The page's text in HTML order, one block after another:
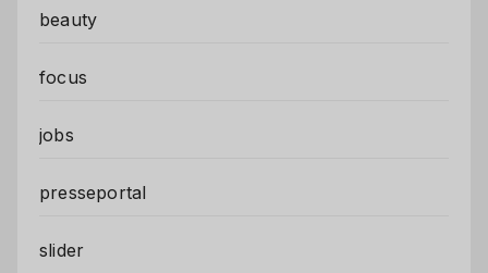
beauty
focus
jobs
presseportal
slider